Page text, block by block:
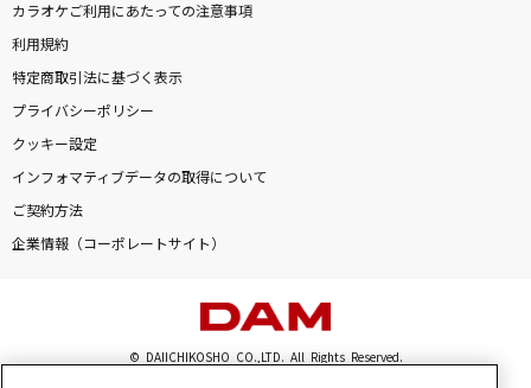
カラオケご利用にあたっての注意事項
利用規約
特定商取引法に基づく表示
プライバシーポリシー
クッキー設定
インフォマティブデータの取得について
ご契約方法
企業情報（コーポレートサイト）
© DAIICHIKOSHO CO.,LTD. All Rights Reserved.